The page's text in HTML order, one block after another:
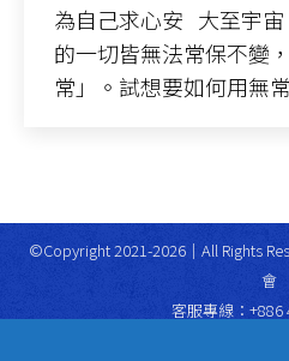
為自己求心安 大至宇
的一切皆無法常保不變
常」。試想要如何用無
©Copyright 2021-2026｜All Rights
會
客服專線：+886